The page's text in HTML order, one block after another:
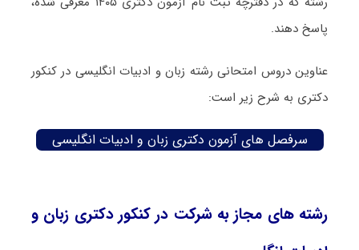
پاسخ دهند.
عناوین دروس امتحانی رشته زبان و ادبیات انگلیسی در کنکور
دکتری به شرح زیر است:
سرفصل های آزمون دکتری زبان و ادبیات انگلیسی
رشته های مجاز به شرکت در کنکور دکتری زبان و